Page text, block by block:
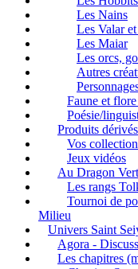
Les Nains
Les Valar
Les Maiar
Les orcs,
Autres
Faune et
Poésie/
Produits dérivés
Vos
Jeux vidéos
Au Dragon Vert
Les rangs
Tournoi de
Milieu
Univers Saint
Agora -
Les chapitres